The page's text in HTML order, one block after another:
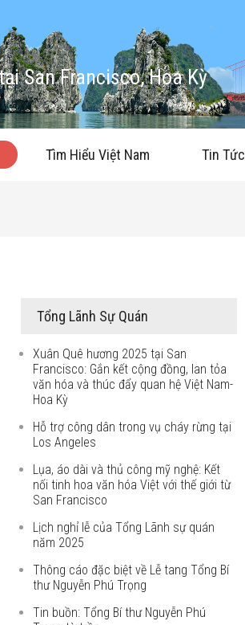
San Francisco, Hoa Kỳ
Tìm Hiểu Việt Nam Tin Tức
Tổng Lãnh Sự Quán
Xuân Quê hương 2025 tại San
Francisco: Gắn kết cộng đồng, lan tỏa
văn hóa và thúc đẩy quan hệ Việt Nam-
Hoa Kỳ
Hỗ trợ công dân trong vụ cháy rừng tại
Los Angeles
Lụa, áo dài và thủ công mỹ nghệ: Kết
nối tinh hoa văn hóa Việt với thế giới từ
San Francisco
Lịch nghỉ lễ của Tổng Lãnh sự quán
năm 2025
Thông cáo đặc biệt về Lễ tang Tổng Bí
thư Nguyễn Phú Trọng
Tin buồn: Tổng Bí thư Nguyễn Phú